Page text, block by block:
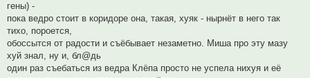
гены) -
пока ведро стоит в коридоре она, такая, хуяк - нырнёт в него так
тихо, пороется,
обоссытся от радости и съёбывает незаметно. Миша про эту мазу
хуй знал, ну и, бл@дь
один раз съебаться из ведра Клёпа просто не успела нихуя и её